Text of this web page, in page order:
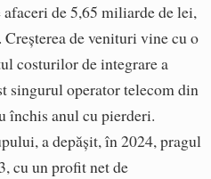
de 5,65 miliarde de lei,
de venituri vine cu o
costurilor de integrare a
singurul operator telecom din
închis anul cu pierderi.
a depășit, în 2024, pragul
cu un profit net de